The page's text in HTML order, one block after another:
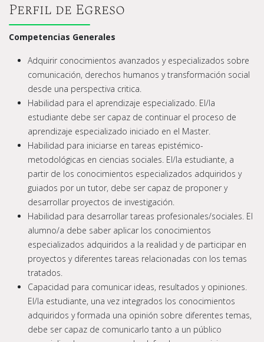
Perfil de Egreso
Competencias Generales
Adquirir conocimientos avanzados y especializados sobre
comunicación, derechos humanos y transformación social
desde una perspectiva critica.
Habilidad para el aprendizaje especializado. El/la
estudiante debe ser capaz de continuar el proceso de
aprendizaje especializado iniciado en el Master.
Habilidad para iniciarse en tareas epistémico-
metodológicas en ciencias sociales. El/la estudiante, a
partir de los conocimientos especializados adquiridos y
guiados por un tutor, debe ser capaz de proponer y
desarrollar proyectos de investigación.
Habilidad para desarrollar tareas profesionales/sociales. El
alumno/a debe saber aplicar los conocimientos
especializados adquiridos a la realidad y de participar en
proyectos y diferentes tareas relacionadas con los temas
tratados.
Capacidad para comunicar ideas, resultados y opiniones.
El/la estudiante, una vez integrados los conocimientos
adquiridos y formada una opinión sobre diferentes temas,
debe ser capaz de comunicarlo tanto a un público